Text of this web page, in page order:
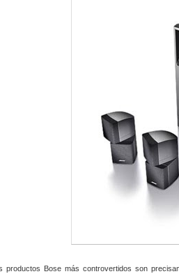
productos Bose más controvertidos son